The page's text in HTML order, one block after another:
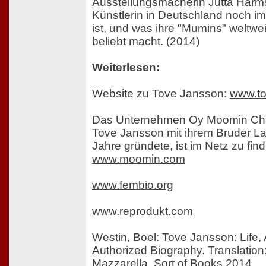
Künstlerin in Deutschland noch
ist, und was ihre "Mumins"
beliebt macht. (2014)
Weiterlesen:
Website zu Tove Jansson:
Das Unternehmen Oy Moomin
Tove Jansson mit ihrem Bruder
Jahre gründete, ist im Netz zu
www.moomin.com
www.fembio.org
www.reprodukt.com
Westin, Boel: Tove Jansson: Life,
Authorized Biography.